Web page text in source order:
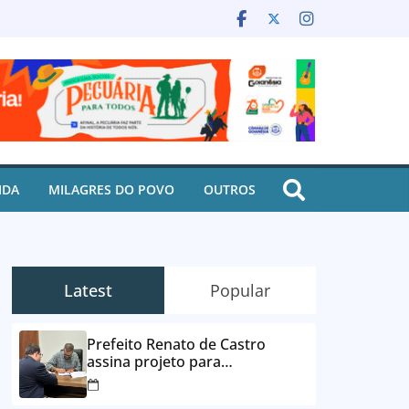
MILAGRES DO POVO OUTROS
Latest Popular
Prefeito Renato de Castro
assina projeto para
desbloqueio de contas e
parcelamento de dívidas em até